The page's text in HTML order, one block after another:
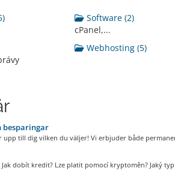
Software (2)
cPanel,...
Webhosting (5)
besparingar
till dig vilken du väljer! Vi erbjuder både
dobít kredit? Lze platit pomocí kryptoměn? Jaký